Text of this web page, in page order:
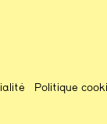
Politique